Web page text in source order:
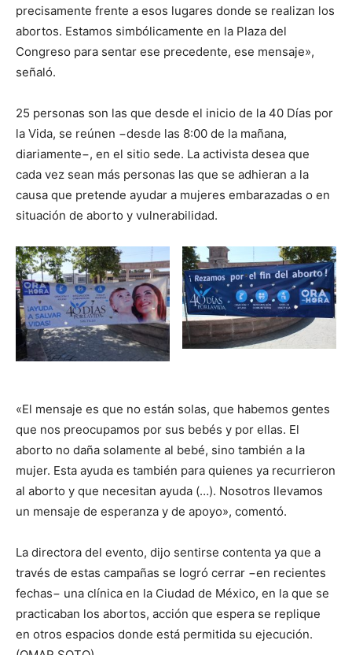
precisamente frente a esos lugares donde se realizan los
abortos. Estamos simbólicamente en la Plaza del
Congreso para sentar ese precedente, ese mensaje»,
señaló.
25 personas son las que desde el inicio de la 40 Días por
la Vida, se reúnen −desde las 8:00 de la mañana,
diariamente−, en el sitio sede. La activista desea que
cada vez sean más personas las que se adhieran a la
causa que pretende ayudar a mujeres embarazadas o en
situación de aborto y vulnerabilidad.
«El mensaje es que no están solas, que habemos gentes
que nos preocupamos por sus bebés y por ellas. El
aborto no daña solamente al bebé, sino también a la
mujer. Esta ayuda es también para quienes ya recurrieron
al aborto y que necesitan ayuda (…). Nosotros llevamos
un mensaje de esperanza y de apoyo», comentó.
La directora del evento, dijo sentirse contenta ya que a
través de estas campañas se logró cerrar −en recientes
fechas− una clínica en la Ciudad de México, en la que se
practicaban los abortos, acción que espera se replique
en otros espacios donde está permitida su ejecución.